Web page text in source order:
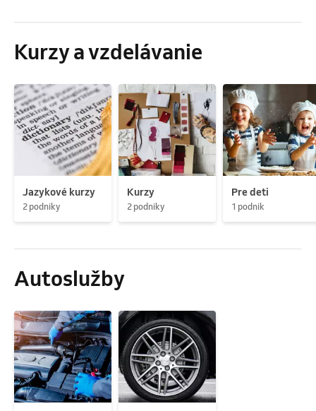
Kurzy a vzdelávanie
Jazykové kurzy
2 podniky
Kurzy
2 podniky
Pre deti
1 podnik
Autoslužby